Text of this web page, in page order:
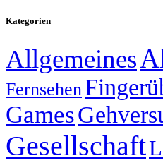
Kategorien
Allgemeines
Fernsehen
Games
Gesellschaft